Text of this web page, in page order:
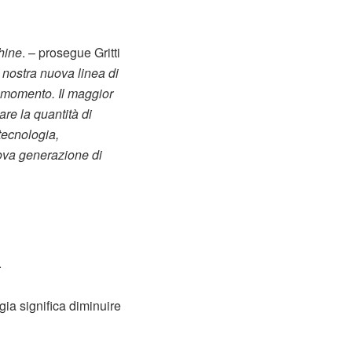
. – prosegue Gritti
nuova linea di
Il maggior
la quantità di
generazione di
significa diminuire